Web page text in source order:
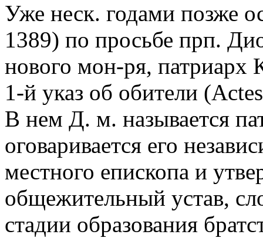
Уже неск. годами позже
1389) по просьбе прп.
нового мон-ря, патриарх
1-й указ об обители
В нем Д. м. называется
оговаривается его
местного епископа и
общежительный устав,
стадии образования